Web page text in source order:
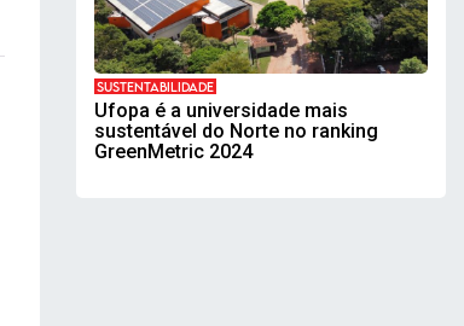
SUSTENTABILIDADE
Ufopa é a universidade mais
sustentável do Norte no ranking
GreenMetric 2024